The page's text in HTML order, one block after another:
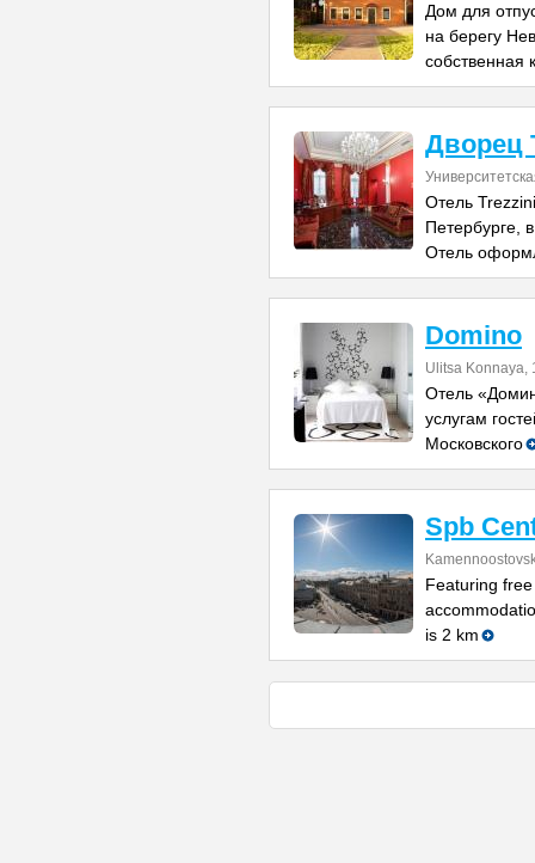
Дом для
на берегу
собственная
Дворец
Отель
Петербурге,
Отель
Domino
Ulitsa Konnaya,
Отель
услугам
Московского
Spb
Featuring
is 2 km